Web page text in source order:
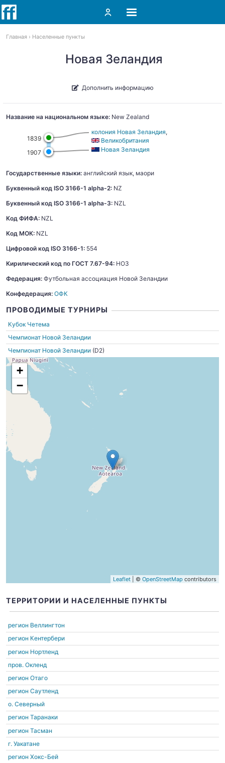
Главная Населенные пункты
Новая Зеландия
Дополнить информацию
Название на национальном языке: New Zealand
1839
1907
колония Новая Зеландия,
Великобритания
Новая Зеландия
Государственные языки: английский язык, маори
Буквенный код ISO 3166-1 alpha-2: NZ
Буквенный код ISO 3166-1 alpha-3: NZL
Код ФИФА: NZL
Код МОК: NZL
Цифровой код ISO 3166-1: 554
Кирилический код по ГОСТ 7.67-94: НОЗ
Федерация: Футбольная ассоциация Новой Зеландии
Конфедерация: ОФК
ПРОВОДИМЫЕ ТУРНИРЫ
Кубок Четема
Чемпионат Новой Зеландии
Чемпионат Новой Зеландии(D2)
+
−
Leaflet | © OpenStreetMap contributors
ТЕРРИТОРИИ И НАСЕЛЕННЫЕ ПУНКТЫ
регион Веллингтон
регион Кентербери
регион Нортленд
пров. Окленд
регион Отаго
регион Саутленд
о. Северный
регион Таранаки
регион Тасман
г. Уакатане
регион Хокс-Бей